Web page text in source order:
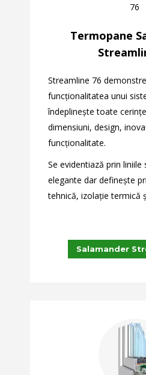
76
Termopane
Streamline 76
funcţionalitatea unui
îndeplineşte toate
dimensiuni, design,
funcţionalitate.
Se evidentiază prin liniile
elegante dar defineşte
tehnică, izolaţie termică
Salamander